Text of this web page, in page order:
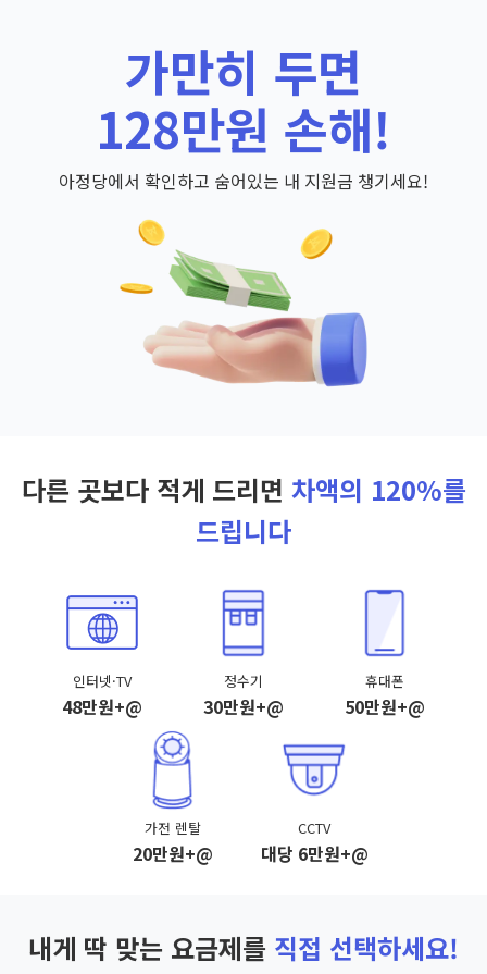
가만히 두면
128만원 손해!
아정당에서 확인하고 숨어있는 내 지원금 챙기세요!
다른 곳보다 적게 드리면 차액의 120%를
드립니다
인터넷·TV
48만원+@
정수기
30만원+@
휴대폰
50만원+@
가전 렌탈
20만원+@
CCTV
대당 6만원+@
내게 딱 맞는 요금제를 직접 선택하세요!